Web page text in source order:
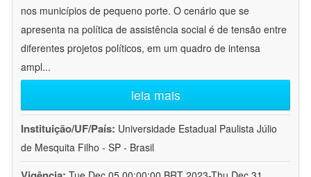
nos municípios de pequeno porte. O cenário que se
apresenta na política de assistência social é de tensão entre
diferentes projetos políticos, em um quadro de intensa
ampl...
leia mais
Instituição/UF/País: Universidade Estadual Paulista Júlio
de Mesquita Filho - SP - Brasil